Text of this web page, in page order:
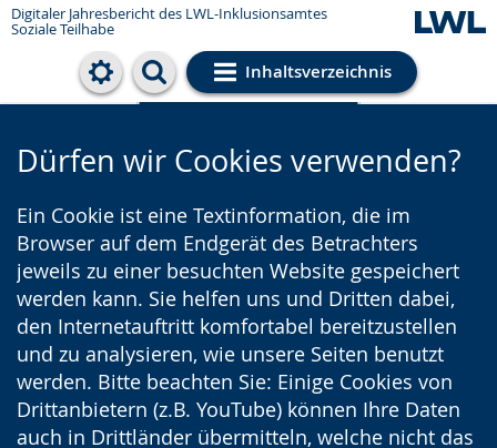
Digitaler Jahresbericht des LWL-Inklusionsamtes
Soziale Teilhabe
Inhaltsverzeichnis
Cookie-Einstellungen
Dürfen wir Cookies verwenden?
Ein Cookie ist eine Textinformation, die im
Browser auf dem Endgerät des Betrachters
jeweils zu einer besuchten Website gespeichert
werden kann. Sie helfen uns und Dritten dabei,
den Internetauftritt komfortabel bereitzustellen
und zu analysieren, wie unsere Seiten benutzt
werden. Bitte beachten Sie: Einige Cookies von
Drittanbietern (z.B. YouTube) können Ihre Daten
auch in Drittländer übermitteln, welche nicht das